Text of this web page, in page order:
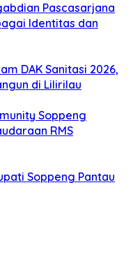
Pascasarjana
Identitas dan
DAK Sanitasi 2026,
di Lilirilau
Soppeng
RMS
Soppeng Pantau